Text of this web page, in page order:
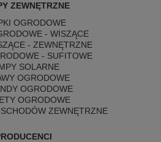
ZEWNĘTRZNE
OGRODOWE
- WISZĄCE
- ZEWNĘTRZNE
- SUFITOWE
SOLARNE
OGRODOWE
OGRODOWE
OGRODOWE
ZEWNĘTRZNE